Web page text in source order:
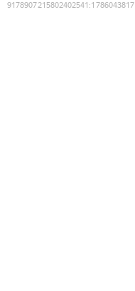
9178907215802402541 :1786043817